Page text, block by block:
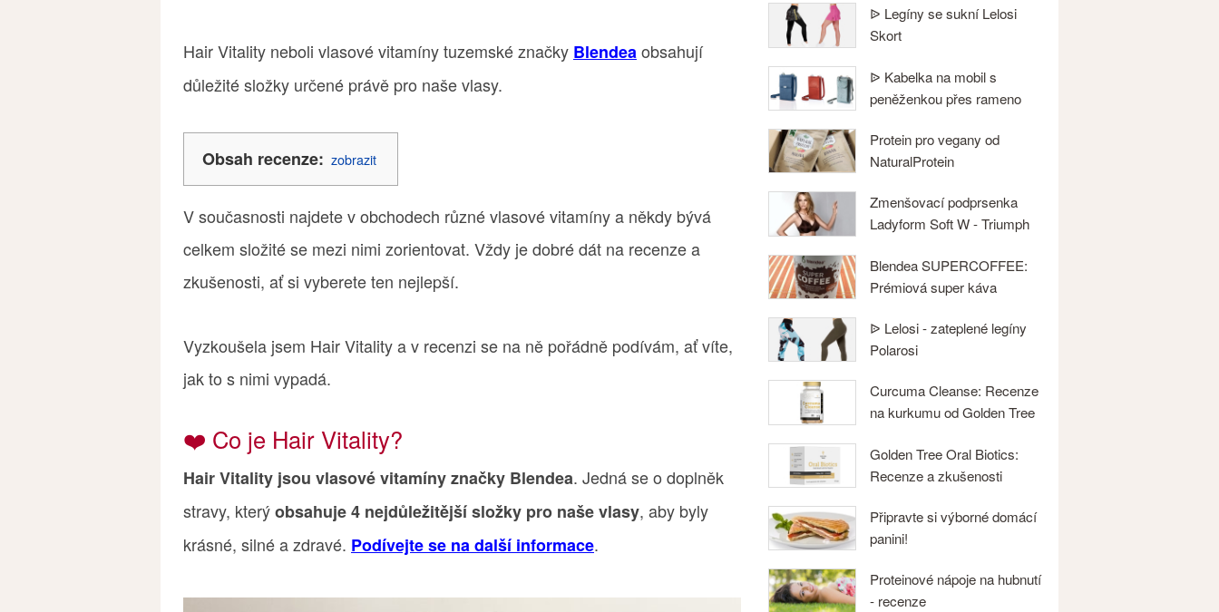
Hair Vitality neboli vlasové vitamíny tuzemské značky Blendeaobsahují
důležité složky určené právě pro naše vlasy.
Obsah recenze: zobrazit
V současnosti najdete v obchodech různé vlasové vitamíny a někdy bývá
celkem složité se mezi nimi zorientovat. Vždy je dobré dát na recenze a
zkušenosti, ať si vyberete ten nejlepší.
Vyzkoušela jsem Hair Vitality a v recenzi se na ně pořádně podívám, ať víte,
jak to s nimi vypadá.
❤️ Co je Hair Vitality?
Hair Vitality jsou vlasové vitamíny značky Blendea. Jedná se o doplněk
stravy, kterýobsahuje 4 nejdůležitější složky pro naše vlasy, aby byly
krásné, silné a zdravé. Podívejte se na další informace.
ᐉ Legíny se sukní Lelosi
Skort
ᐉ Kabelka na mobil s
peněženkou přes rameno
Protein pro vegany od
NaturalProtein
Zmenšovací podprsenka
Ladyform Soft W - Triumph
Blendea SUPERCOFFEE:
Prémiová super káva
ᐉ Lelosi - zateplené legíny
Polarosi
Curcuma Cleanse: Recenze
na kurkumu od Golden Tree
Golden Tree Oral Biotics:
Recenze a zkušenosti
Připravte si výborné domácí
panini!
Proteinové nápoje na hubnutí
- recenze